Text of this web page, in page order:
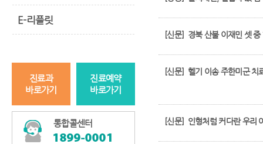
E-리플릿
진료과
바로가기
진료예약
바로가기
통합콜센터
[신문] 경북 산불 이재민 셋
[신문] 헬기 이송 주한미군 치료… 의정부을지대
[신문] 인형처럼 커다란 우리